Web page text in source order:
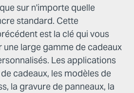
sur n'importe quelle
standard. Cette
est la clé qui vous
large gamme de cadeaux
Les applications
cadeaux, les modèles de
la gravure de panneaux, la